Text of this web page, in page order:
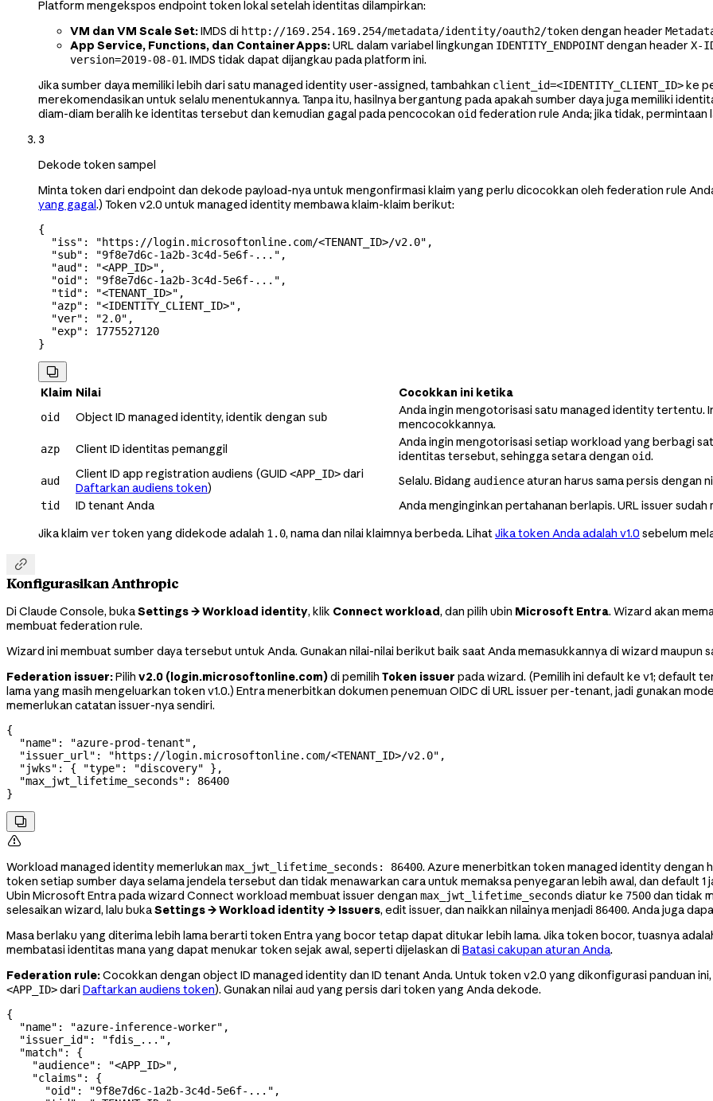
Platform mengekspos endpoint token lokal setelah identitas dilampirkan:
VM dan VM Scale Set:IMDS di http://169.254.169.254/metadata/identity/oauth2/tokendengan header
App Service, Functions, dan Container Apps:URL dalam variabel lingkungan IDENTITY_ENDPOINTdengan header X-
version=2019-08-01. IMDS tidak dapat dijangkau pada platform ini.
Jika sumber daya memiliki lebih dari satu managed identity user-assigned, tambahkan client_id=<IDENTITY_CLIENT_ID>ke
merekomendasikan untuk selalu menentukannya. Tanpa itu, hasilnya bergantung pada apakah sumber daya juga memiliki
diam-diam beralih ke identitas tersebut dan kemudian gagal pada pencocokan oid federation rule Anda; jika tidak,
3
Dekode token sampel
Minta token dari endpoint dan dekode payload-nya untuk mengonfirmasi klaim yang perlu dicocokkan oleh federation rule
yang gagal.) Token v2.0 untuk managed identity membawa klaim-klaim berikut:
{
  "iss"
: "https://login.microsoftonline.com/<TENANT_ID>/v2.0" ,
  "sub"
: "9f8e7d6c-1a2b-3c4d-5e6f-..." ,
  "aud"
: "<APP_ID>" ,
  "oid"
: "9f8e7d6c-1a2b-3c4d-5e6f-..." ,
  "tid"
: "<TENANT_ID>" ,
  "azp"
: "<IDENTITY_CLIENT_ID>" ,
  "ver"
: "2.0" ,
  "exp"
: 1775527120
}

Klaim Nilai Cocokkan ini ketika
oid Object ID managed identity, identik dengan sub
Anda ingin mengotorisasi satu managed identity tertentu.
mencocokkannya.
azp Client ID identitas pemanggil
Anda ingin mengotorisasi setiap workload yang berbagi
identitas tersebut, sehingga setara dengan oid.
aud Client ID app registration audiens (GUID <APP_ID>dari
Daftarkan audiens token) Selalu. Bidang audienceaturan harus sama persis dengan
tid ID tenant Anda
Anda menginginkan pertahanan berlapis. URL issuer
Jika klaim vertoken yang didekode adalah 1.0, nama dan nilai klaimnya berbeda. LihatJika token Anda adalah v1.0 sebelum

Konfigurasikan Anthropic
Di Claude Console, bukaSettings → Workload identity, klik Connect workload, dan pilih ubin Microsoft Entra. Wizard akan
membuat federation rule.
Wizard ini membuat sumber daya tersebut untuk Anda. Gunakan nilai-nilai berikut baik saat Anda memasukkannya di wizard maupun
Federation issuer:Pilih v2.0 (login.microsoftonline.com)di pemilih Token issuer pada wizard. (Pemilih ini default ke v1; default
lama yang masih mengeluarkan token v1.0.) Entra menerbitkan dokumen penemuan OIDC di URL issuer per-tenant, jadi gunakan
memerlukan catatan issuer-nya sendiri.
{
  "name"
: "azure-prod-tenant" ,
  "issuer_url"
: "https://login.microsoftonline.com/<TENANT_ID>/v2.0" ,
  "jwks"
: { "type" : "discovery" },
  "max_jwt_lifetime_seconds"
: 86400
}


Workload managed identity memerlukan max_jwt_lifetime_seconds: 86400. Azure menerbitkan token managed identity dengan
token setiap sumber daya selama jendela tersebut dan tidak menawarkan cara untuk memaksa penyegaran lebih awal, dan default
Ubin Microsoft Entra pada wizard Connect workload membuat issuer dengan max_jwt_lifetime_seconds diatur ke 7500dan tidak
selesaikan wizard, lalu bukaSettings → Workload identity → Issuers, edit issuer, dan naikkan nilainya menjadi 86400. Anda juga
Masa berlaku yang diterima lebih lama berarti token Entra yang bocor tetap dapat ditukar lebih lama. Jika token bocor, tuasnya
membatasi identitas mana yang dapat menukar token sejak awal, seperti dijelaskan di Batasi cakupan aturan Anda.
Federation rule:Cocokkan dengan object ID managed identity dan ID tenant Anda. Untuk token v2.0 yang dikonfigurasi panduan
<APP_ID>dari Daftarkan audiens token). Gunakan nilai aud yang persis dari token yang Anda dekode.
{
  "name"
: "azure-inference-worker" ,
  "issuer_id"
: "fdis_..." ,
  "match"
: {
    "audience"
: "<APP_ID>" ,
    "claims"
: {
      "oid"
: "9f8e7d6c-1a2b-3c4d-5e6f-..." ,